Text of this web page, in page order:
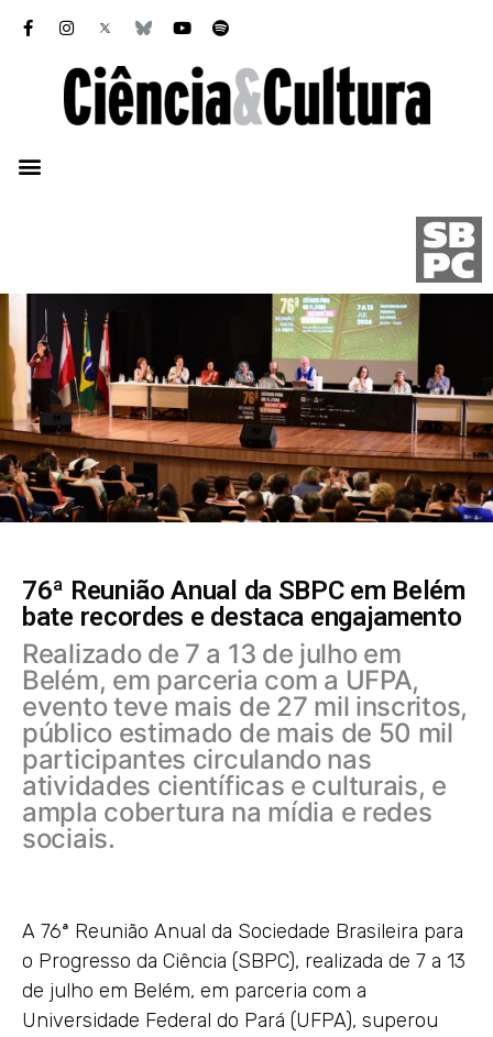
76ª Reunião Anual da SBPC em Belém
bate recordes e destaca engajamento
Realizado de 7 a 13 de julho em
Belém, em parceria com a UFPA,
evento teve mais de 27 mil inscritos,
público estimado de mais de 50 mil
participantes circulando nas
atividades científicas e culturais, e
ampla cobertura na mídia e redes
sociais.
A 76ª Reunião Anual da Sociedade Brasileira para
o Progresso da Ciência (SBPC), realizada de 7 a 13
de julho em Belém, em parceria com a
Universidade Federal do Pará (UFPA), superou